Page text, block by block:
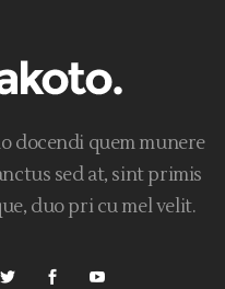
docendi quem munere
sed at, sint primis
duo pri cu mel velit.